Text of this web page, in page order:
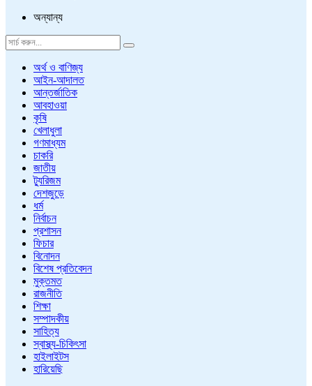
অন্যান্য
অর্থ ও বাণিজ্য
আইন-আদালত
আন্তর্জাতিক
আবহাওয়া
কৃষি
খেলাধুলা
গণমাধ্যম
চাকরি
জাতীয়
ট্যুরিজম
দেশজুড়ে
ধর্ম
নির্বাচন
প্রশাসন
ফিচার
বিনোদন
বিশেষ প্রতিবেদন
মুক্তমত
রাজনীতি
শিক্ষা
সম্পাদকীয়
সাহিত্য
স্বাস্থ্য-চিকিৎসা
হাইলাইটস
হারিয়েছি